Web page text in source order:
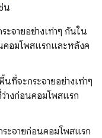
น
ะจายอย่างเท่าๆ กันใน
คอมโพสแรกและหลังค
นที่จะกระจายอย่างเท่าๆ
างก่อนคอมโพสแรก
ะจายก่อนคอมโพสแรก